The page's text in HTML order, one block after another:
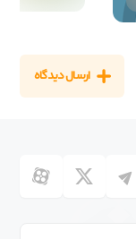
ارسال دیدگاه